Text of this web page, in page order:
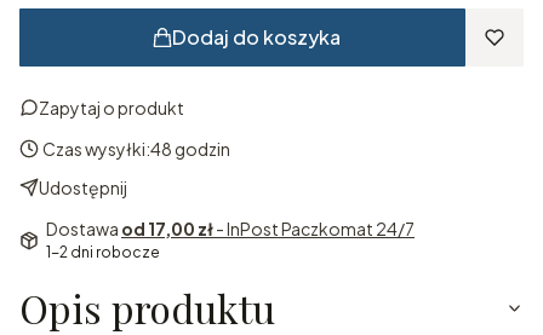
Dodaj do koszyka
Zapytaj o produkt
Czas wysyłki:48 godzin
Udostępnij
Dostawa od 17,00 zł- InPost Paczkomat 24/7
1-2 dni robocze
Opis produktu